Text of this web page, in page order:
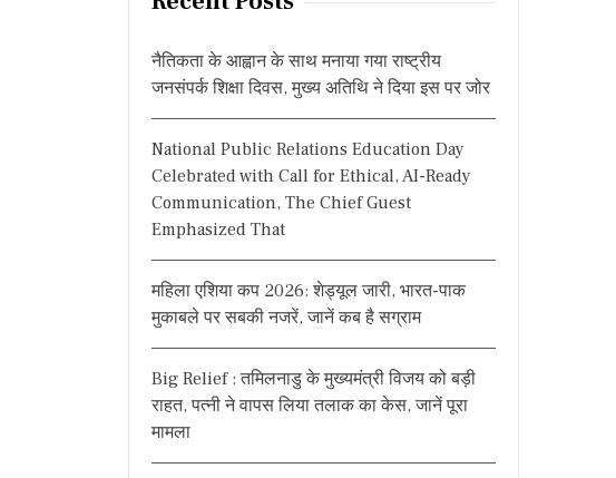
नैतिकता के आह्वान के साथ मनाया गया राष्ट्रीय
जनसंपर्क शिक्षा दिवस, मुख्य अतिथि ने दिया इस पर जोर
National Public Relations Education Day
Celebrated with Call for Ethical, AI-Ready
Communication, The Chief Guest
Emphasized That
महिला एशिया कप 2026: शेड्यूल जारी, भारत-पाक
मुकाबले पर सबकी नजरें, जानें कब है सग्राम
Big Relief : तमिलनाडु के मुख्यमंत्री विजय को बड़ी
राहत, पत्नी ने वापस लिया तलाक का केस, जानें पूरा
मामला